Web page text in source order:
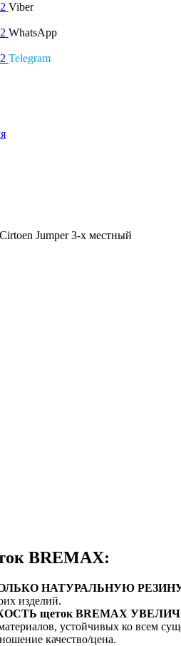
Viber
WhatsApp
Telegram
Jumper 3-х местный
BREMAX:
НАТУРАЛЬНУЮ
изделий.
щеток BREMAX
устойчивых ко всем
качество/цена.